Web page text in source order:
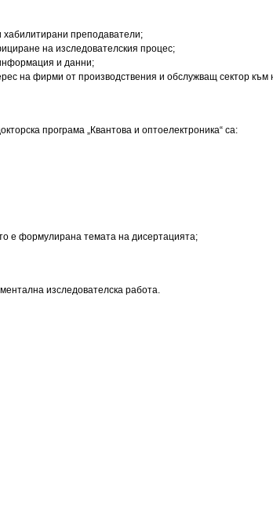
хабилитирани преподаватели;
на изследователския процес;
и данни;
на фирми от производствения и обслужващ сектор
програма „Квантова и оптоелектроника“ са:
е формулирана темата на дисертацията;
изследователска работа.